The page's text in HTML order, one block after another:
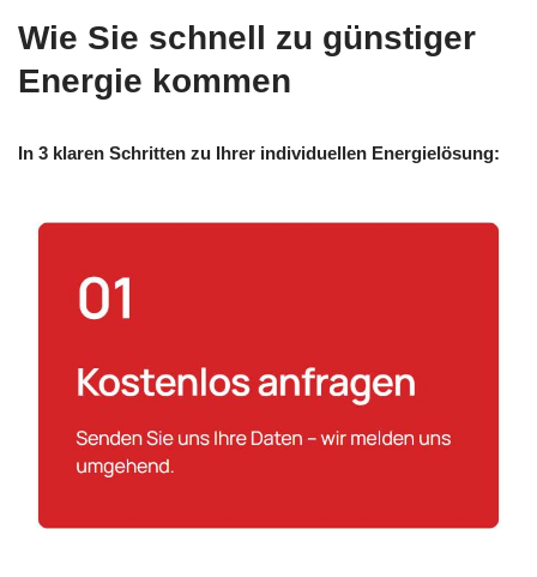
Wie Sie schnell zu günstiger
Energie kommen
In 3 klaren Schritten zu Ihrer individuellen Energielösung: